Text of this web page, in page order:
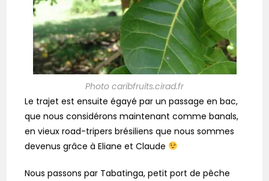
Photo caribfruits.cirad.fr
Le trajet est ensuite égayé par un passage en bac,
que nous considérons maintenant comme banals,
en vieux road-tripers brésiliens que nous sommes
devenus grâce à Eliane et Claude
Nous passons par Tabatinga, petit port de pêche